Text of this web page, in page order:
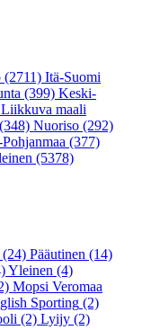
(2711) Itä-Suomi
(399) Keski-
Liikkuva maali
(348) Nuoriso (292)
(377)
(5378)
(24) Pääutinen (14)
Yleinen (4)
Mopsi Veromaa
Sporting (2)
(2) Lyijy (2)